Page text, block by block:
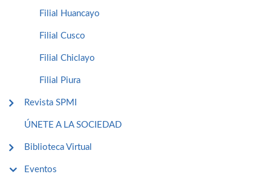
Filial Huancayo
Filial Cusco
Filial Chiclayo
Filial Piura
Revista SPMI
ÚNETE A LA SOCIEDAD
Biblioteca Virtual
Eventos